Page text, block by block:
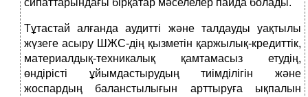
сипаттарындағы бірқатар мәселелер пайда болады.
Тұтастай алғанда аудитті және талдауды уақтылы
жүзеге асыру ШЖС-дің қызметін қаржылық-кредиттік,
материалдық-техникалық қамтамасыз етудің,
өндірісті ұйымдастырудың тиімділігін және
жоспардың баланстылығын арттыруға ықпалын